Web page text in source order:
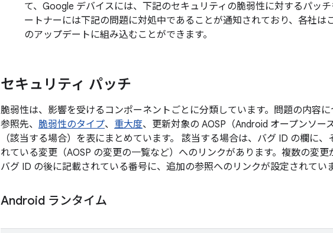
て、Google デバイスには、下記のセキュリティの脆弱性に対するパッ
ートナーには下記の問題に対処中であることが通知されており、各社は
のアップデートに組み込むことができます。
セキュリティ パッチ
脆弱性は、影響を受けるコンポーネントごとに分類しています。問題の内容
参照先、 脆弱性のタイプ、 重大度、更新対象の AOSP（Android オープンソー
（該当する場合）を表にまとめています。 該当する場合は、バグ ID の欄に
れている変更（AOSP の変更の一覧など）へのリンクがあります。複数の変更
バグ ID の後に記載されている番号に、追加の参照へのリンクが設定されていま
Android ランタイム